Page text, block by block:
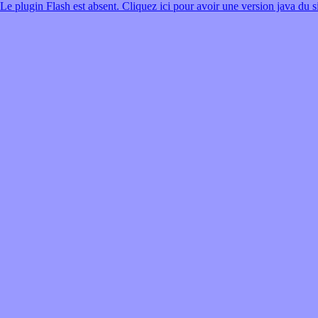
Le plugin Flash est absent. Cliquez ici pour avoir une version java du